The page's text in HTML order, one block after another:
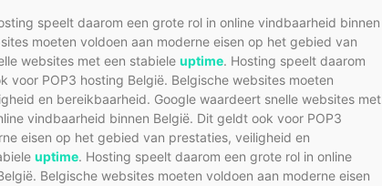
speelt daarom een grote rol in online vindbaarheid binnen
moeten voldoen aan moderne eisen op het gebied van
websites met een stabiele uptime. Hosting speelt daarom
POP3 hosting België. Belgische websites moeten
en bereikbaarheid. Google waardeert snelle websites met
vindbaarheid binnen België. Dit geldt ook voor POP3
eisen op het gebied van prestaties, veiligheid en
uptime. Hosting speelt daarom een grote rol in online
Belgische websites moeten voldoen aan moderne eisen